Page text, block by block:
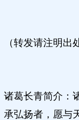
（转发请注明出
诸葛长青简介：
承弘扬者，愿与